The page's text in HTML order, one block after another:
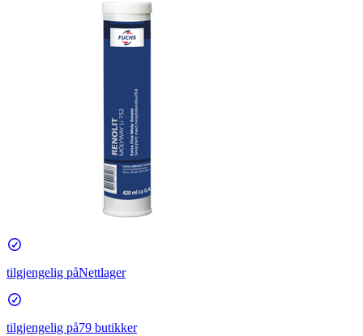
tilgjengelig påNettlager
tilgjengelig på79 butikker